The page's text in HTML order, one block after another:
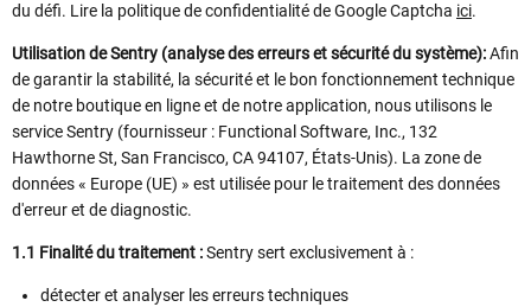
du défi. Lire la politique de confidentialité de Google Captcha ici.
Utilisation de Sentry (analyse des erreurs et sécurité du système):Afin
de garantir la stabilité, la sécurité et le bon fonctionnement technique
de notre boutique en ligne et de notre application, nous utilisons le
service Sentry (fournisseur : Functional Software, Inc., 132
Hawthorne St, San Francisco, CA 94107, États-Unis). La zone de
données « Europe (UE) » est utilisée pour le traitement des données
d'erreur et de diagnostic.
1.1 Finalité du traitement :Sentry sert exclusivement à :
détecter et analyser les erreurs techniques